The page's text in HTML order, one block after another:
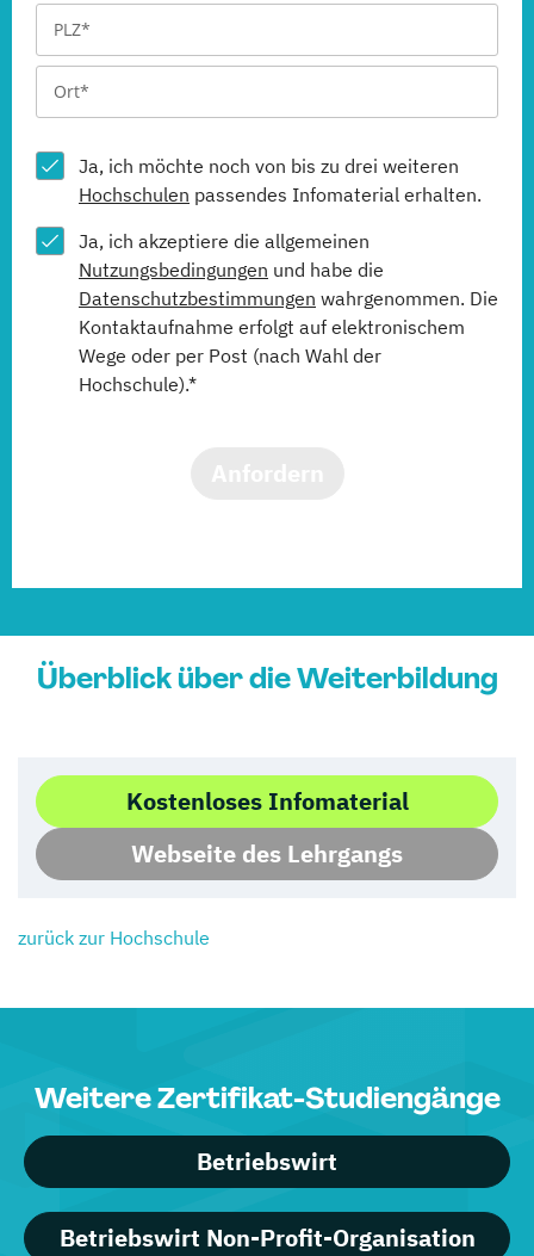
Ja, ich möchte noch von bis zu drei weiteren
Hochschulen passendes Infomaterial erhalten.
Ja, ich akzeptiere die allgemeinen
Nutzungsbedingungen und habe die
Datenschutzbestimmungen wahrgenommen. Die
Kontaktaufnahme erfolgt auf elektronischem
Wege oder per Post (nach Wahl der
Hochschule).*
Überblick über die Weiterbildung
Kostenloses Infomaterial
Webseite des Lehrgangs
zurück zur Hochschule
Weitere Zertifikat-Studiengänge
Betriebswirt
Betriebswirt Non-Profit-Organisation